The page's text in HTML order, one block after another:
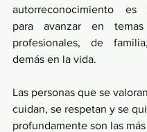
autorreconocimiento es
para avanzar en temas
profesionales, de
demás en la vida.
Las personas que se
cuidan, se respetan y se
profundamente son las